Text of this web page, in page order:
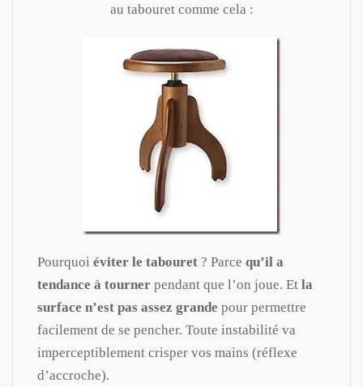
au tabouret comme cela :
Pourquoi éviter le tabouret ? Parce qu’il a
tendance à tourner pendant que l’on joue. Et la
surface n’est pas assez grande pour permettre
facilement de se pencher. Toute instabilité va
imperceptiblement crisper vos mains (réflexe
d’accroche).